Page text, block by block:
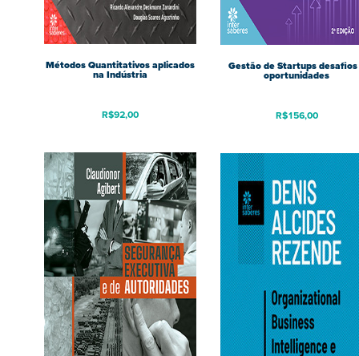
Métodos Quantitativos aplicados
na Indústria
R$92,00
Gestão de Startups desafios
oportunidades
R$156,00